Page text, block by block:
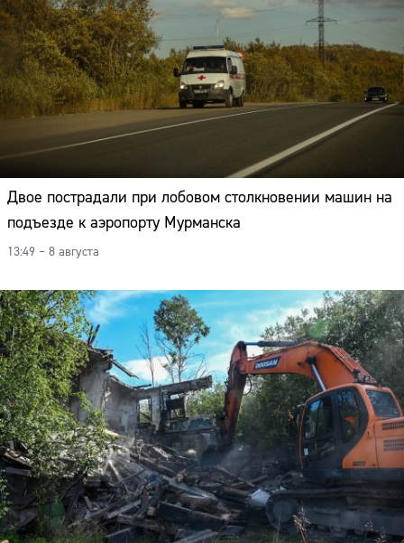
Двое пострадали при лобовом столкновении машин на
подъезде к аэропорту Мурманска
13:49 – 8 августа